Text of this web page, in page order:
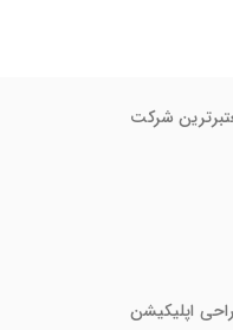
کار اختصاصی شده به عنوان معتبرترین شرکت
اپلیکیشن